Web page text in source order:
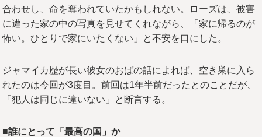
合わせし、命を奪われていたかもしれない。ローズは、被害
に遭った家の中の写真を見せてくれながら、「家に帰るのが
怖い。ひとりで家にいたくない」と不安を口にした。
ジャマイカ歴が長い彼女のおばの話によれば、空き巣に入ら
れたのは今回が3度目。前回は1年半前だったとのことだが、
「犯人は同じに違いない」と断言する。
■誰にとって「最高の国」か